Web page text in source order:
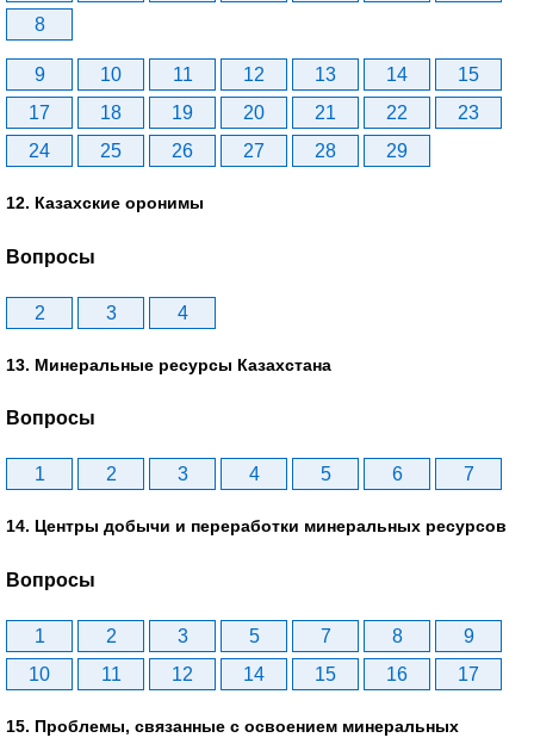
8
9 10 11 12 13 14
15
17
18 19 20 21 22
23
24
25 26 27 28 29
12. Казахские оронимы
Вопросы
2 3 4
13. Минеральные ресурсы Казахстана
Вопросы
1 2 3 4 5 6 7
14. Центры добычи и переработки минеральных ресурсов
Вопросы
1 2 3 5 7 8
9
10
11 12 14 15 16 17
15. Проблемы, связанные с освоением минеральных